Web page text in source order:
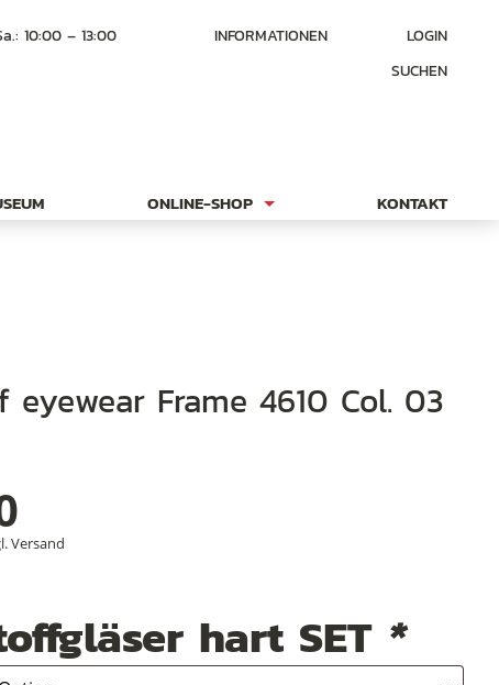
10:00 – 13:00 INFORMATIONEN
LOGIN
SUCHEN
ONLINE-SHOP KONTAKT
Versand
hart SET *